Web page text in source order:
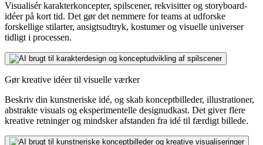
Visualisér karakterkoncepter, spilscener, rekvisitter og storyboard-
idéer på kort tid. Det gør det nemmere for teams at udforske
forskellige stilarter, ansigtsudtryk, kostumer og visuelle universer
tidligt i processen.
Gør kreative idéer til visuelle værker
Beskriv din kunstneriske idé, og skab konceptbilleder, illustrationer,
abstrakte visuals og eksperimentelle designudkast. Det giver flere
kreative retninger og mindsker afstanden fra idé til færdigt billede.